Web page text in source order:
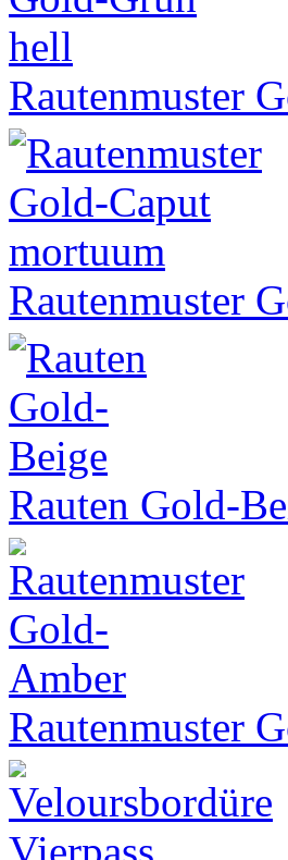
Rautenmuster
Rautenmuster
Rauten Gold-
Rautenmuster